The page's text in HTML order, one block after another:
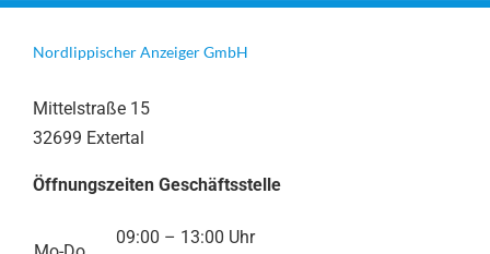
Nordlippischer Anzeiger GmbH
Mittelstraße 15
32699 Extertal
Öffnungszeiten Geschäftsstelle
09:00 – 13:00 Uhr